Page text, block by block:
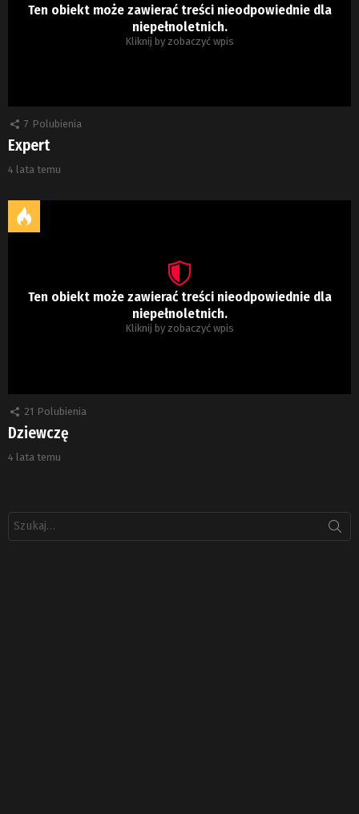
Ten obiekt może zawierać treści nieodpowiednie dla
niepełnoletnich.
Kliknij by zobaczyć wpis
7 Polubienia
Expert
4 lata temu
Ten obiekt może zawierać treści nieodpowiednie dla
niepełnoletnich.
Kliknij by zobaczyć wpis
21 Polubienia
Dziewczę
4 lata temu